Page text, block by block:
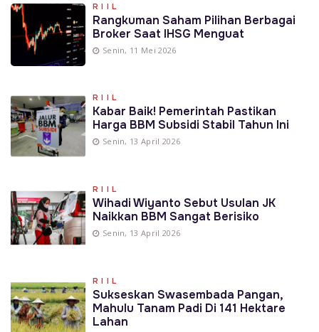
RIIL
Rangkuman Saham Pilihan Berbagai
Broker Saat IHSG Menguat
Senin, 11 Mei 2026
RIIL
Kabar Baik! Pemerintah Pastikan
Harga BBM Subsidi Stabil Tahun Ini
Senin, 13 April 2026
RIIL
Wihadi Wiyanto Sebut Usulan JK
Naikkan BBM Sangat Berisiko
Senin, 13 April 2026
RIIL
Sukseskan Swasembada Pangan,
Mahulu Tanam Padi Di 141 Hektare
Lahan